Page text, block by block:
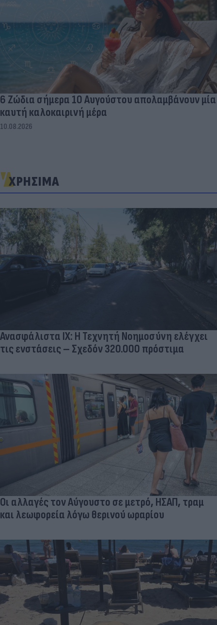
6 Ζώδια σήμερα 10 Αυγούστου απολαμβάνουν μία
καυτή καλοκαιρινή μέρα
10.08.2026
ΧΡΗΣΙΜΑ
Ανασφάλιστα ΙΧ: Η Τεχνητή Νοημοσύνη ελέγχει
τις ενστάσεις – Σχεδόν 320.000 πρόστιμα
Οι αλλαγές τον Αύγουστο σε μετρό, ΗΣΑΠ, τραμ
και λεωφορεία λόγω θερινού ωραρίου